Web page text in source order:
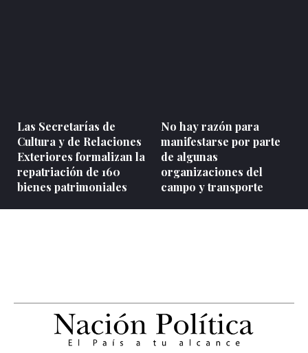
Las Secretarías de
Cultura y de Relaciones
Exteriores formalizan la
repatriación de 160
bienes patrimoniales
No hay razón para
manifestarse por parte
de algunas
organizaciones del
campo y transporte